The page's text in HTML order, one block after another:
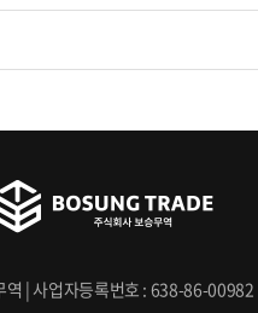
역 | 사업자등록번호 : 638-86-00982